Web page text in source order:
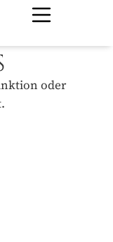
oder